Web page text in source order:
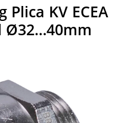
KV ECEA
Ø32…40mm